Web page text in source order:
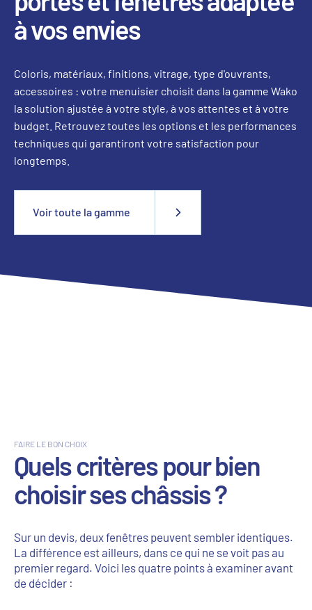
à vos envies
Coloris, matériaux, finitions, vitrage, type d'ouvrants,
accessoires : votre menuisier choisit dans la gamme Wako
la solution ajustée à votre style, à vos attentes et à votre
budget. Retrouvez toutes les options et les performances
techniques qui garantiront votre satisfaction pour
longtemps.
Voir toute la gamme
FAIRE LE BON CHOIX
Quels critères pour bien
choisir ses châssis ?
Sur un devis, deux fenêtres peuvent sembler identiques.
La différence est ailleurs, dans ce qui ne se voit pas au
premier regard. Voici les quatre points à examiner avant
de décider :